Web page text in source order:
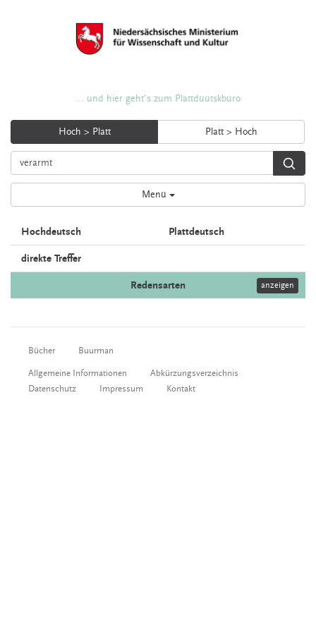
... und hier geht's zum Plattdüütskbüro
Hoch > Platt Platt > Hoch
Menü
Hochdeutsch Plattdeutsch
direkte Treffer
Redensarten anzeigen
Bücher Buurman
Allgemeine Informationen
Abkürzungsverzeichnis
Datenschutz
Impressum Kontakt